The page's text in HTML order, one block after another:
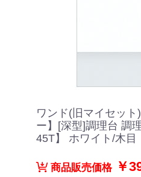
ワンド(旧マイセッ
ー】[深型]調理台 調
45T】 ホワイト/木目
商品販売価格￥